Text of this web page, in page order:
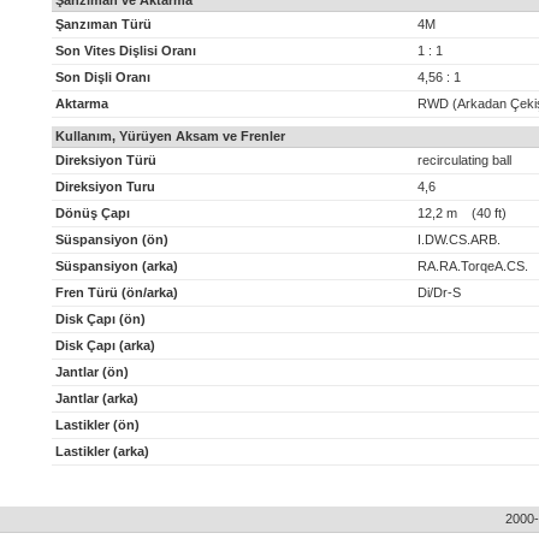
Şanzıman Türü
4M
Son Vites Dişlisi Oranı
1 : 1
Son Dişli Oranı
4,56 : 1
Aktarma
RWD (Arkadan
Kullanım, Yürüyen Aksam ve Frenler
Direksiyon Türü
recirculating ball
Direksiyon Turu
4,6
Dönüş Çapı
12,2 m (40 ft)
Süspansiyon (ön)
I.DW.CS.ARB.
Süspansiyon (arka)
RA.RA.TorqeA.CS.
Fren Türü (ön/arka)
Di/Dr-S
Disk Çapı (ön)
Disk Çapı (arka)
Jantlar (ön)
Jantlar (arka)
Lastikler (ön)
Lastikler (arka)